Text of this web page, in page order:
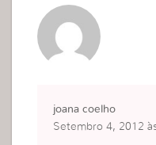
joana coelho
Setembro 4, 2012